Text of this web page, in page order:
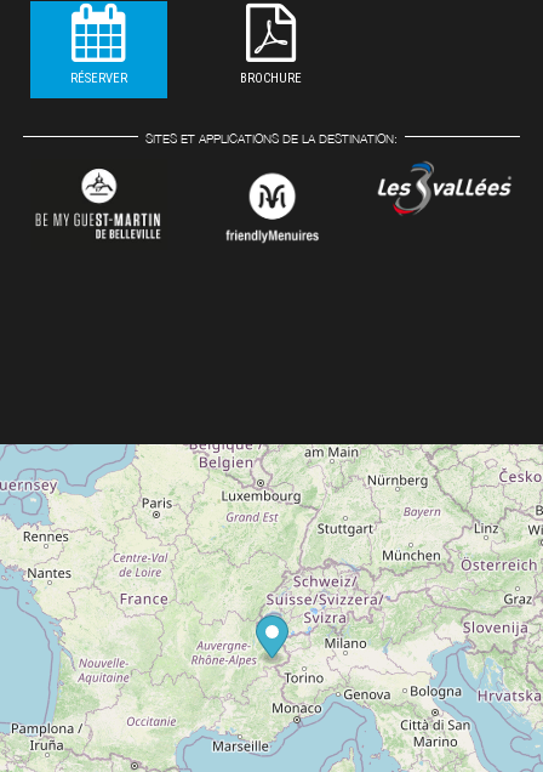
RÉSERVER BROCHURE
SITES ET APPLICATIONS DE LA DESTINATION: